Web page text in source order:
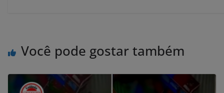
Você pode gostar também